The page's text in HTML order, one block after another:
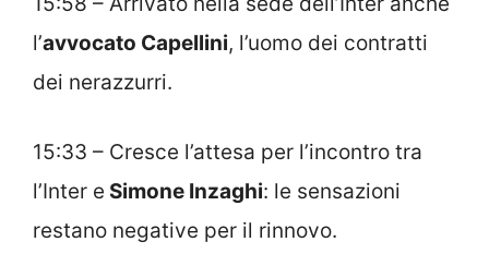
l’avvocato Capellini, l’uomo dei contratti
dei nerazzurri.
15:33 – Cresce l’attesa per l’incontro tra
l’Inter e Simone Inzaghi: le sensazioni
restano negative per il rinnovo.